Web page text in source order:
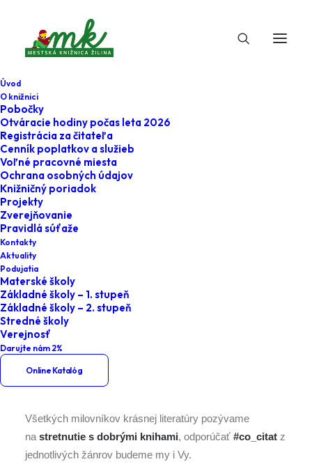
Úvod
O knižnici
Pobočky
Otváracie hodiny počas leta 2026
Registrácia za čitateľa
Cenník poplatkov a služieb
Voľné pracovné miesta
Ochrana osobných údajov
Knižničný poriadok
Projekty
Zverejňovanie
Pravidlá súťaže
Kontakty
Aktuality
Podujatia
Materské školy
Základné školy – 1. stupeň
Základné školy – 2. stupeň
Stredné školy
Verejnosť
Darujte nám 2%
Online Katalóg
Kniha o piatej -
Home Podujatia
Kniha o piatej – literárny piknik
Všetkých milovníkov krásnej literatúry pozývame
na stretnutie s dobrými knihami, odporúčať #co_citat z
jednotlivých žánrov budeme my i Vy.